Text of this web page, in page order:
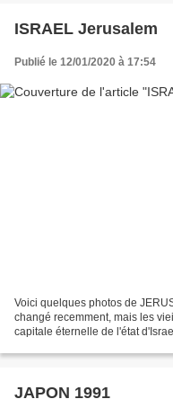
ISRAEL Jerusalem
Publié le 12/01/2020 à 17:54
Voici quelques photos de
changé recemment, mais les
capitale éternelle de l'état
JAPON 1991